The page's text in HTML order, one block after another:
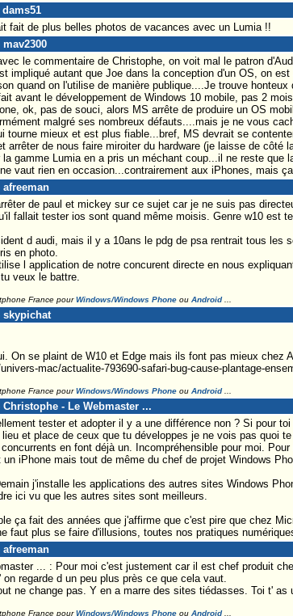
dams51
fait de plus belles photos de vacances avec un Lumia !!
mav2300
le commentaire de Christophe, on voit mal le patron
impliqué autant que Joe dans la conception d'un OS, on
quand on l'utilise de manière publique....Je trouve
avant le développement de Windows 10 mobile, pas 2
ok, pas de souci, alors MS arrête de produire un OS
malgré ses nombreux défauts....mais je ne vous
tourne mieux et est plus fiable...bref, MS devrait se
arrêter de nous faire miroiter du hardware (je laisse de côté
gamme Lumia en a pris un méchant coup...il ne reste que
vaut rien en occasion...contrairement aux iPhones, mais
afreeman
de paul et mickey sur ce sujet car je ne suis pas
fallait tester ios sont quand même moisis. Genre w10 est
d audi, mais il y a 10ans le pdg de psa rentrait tous les
en photo.
l application de notre concurent directe en nous
veux le battre.
France pourWindows/Windows Phoneou Android...
skypichat
On se plaint de W10 et Edge mais ils font pas mieux chez
mac/actualite-793690-safari-bug-cause-plantage-
France pourWindows/Windows Phoneou Android...
Christophe - Le Webmaster ...
tester et adopter il y a une différence non ? Si pour
et place de ceux que tu développes je ne vois pas quoi
en font déjà un. Incompréhensible pour moi.
iPhone mais tout de même du chef de projet Windows
j'installe les applications des autres sites Windows
ici vu que les autres sites sont meilleurs.
ça fait des années que j'affirme que c'est pire que chez
faut plus se faire d'illusions, toutes nos pratiques
afreeman
... : Pour moi c'est justement car il est chef produit
regarde d un peu plus près ce que cela vaut.
ne change pas. Y en a marre des sites tiédasses. Toi t'
France pourWindows/Windows Phoneou Android...